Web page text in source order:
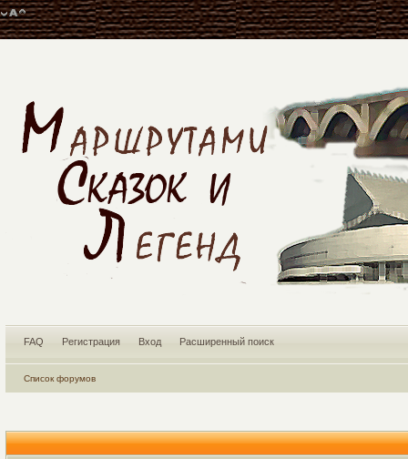
FAQ Регистрация Вход Расширенный поиск
Список форумов